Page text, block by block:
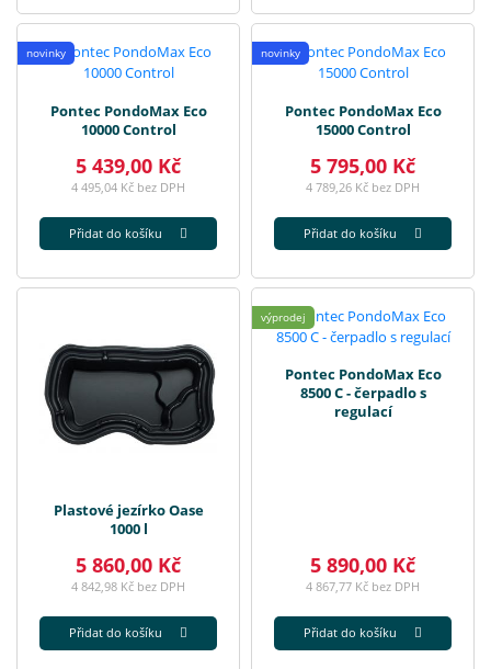
novinky
Pontec PondoMax Eco
10000 Control
5 439,00 Kč
4 495,04 Kč bez DPH
Přidat do košíku
novinky
Pontec PondoMax Eco
15000 Control
5 795,00 Kč
4 789,26 Kč bez DPH
Přidat do košíku
Plastové jezírko Oase
1000 l
5 860,00 Kč
4 842,98 Kč bez DPH
Přidat do košíku
výprodej
Pontec PondoMax Eco
8500 C - čerpadlo s
regulací
5 890,00 Kč
4 867,77 Kč bez DPH
Přidat do košíku